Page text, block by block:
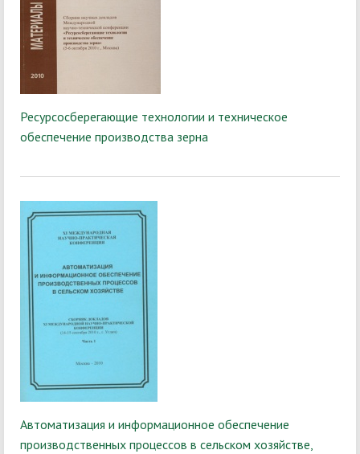
Ресурсосберегающие технологии и техническое
обеспечение производства зерна
Автоматизация и информационное обеспечение
производственных процессов в сельском хозяйстве,